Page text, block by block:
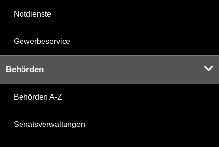
Notdienste
Gewerbeservice
Behörden
Behörden A-Z
Senatsverwaltungen